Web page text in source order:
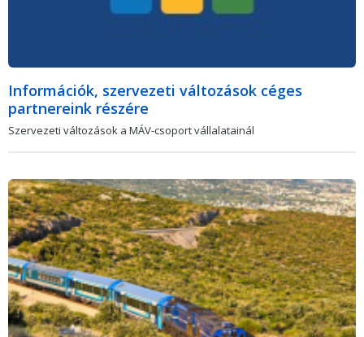
Információk, szervezeti változások céges
partnereink részére
Szervezeti változások a MÁV-csoport vállalatainál